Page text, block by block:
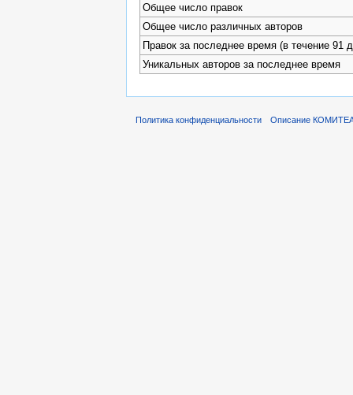
Общее число правок
Общее число различных авторов
Правок за последнее время (в течение 91
Уникальных авторов за последнее время
Политика конфиденциальности Описание